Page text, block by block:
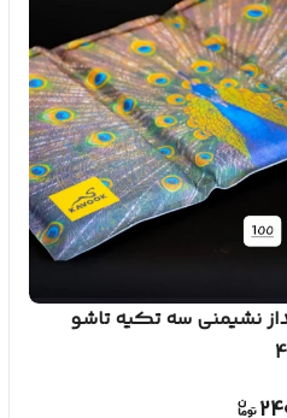
نشیمنی سه تکیه تاشو